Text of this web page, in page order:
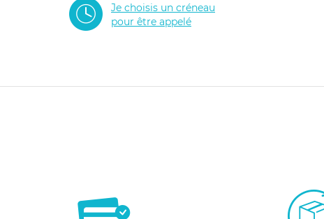
Je choisis un créneau
pour être appelé